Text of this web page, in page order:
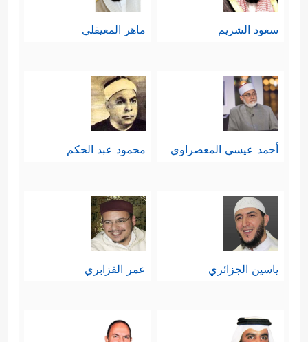
سعود الشريم ماهر المعيقلي
أحمد عيسي المعصراوي محمود عبد الحكم
ياسين الجزائري عمر القزابري